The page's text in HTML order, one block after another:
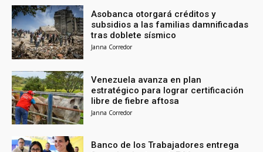
Asobanca otorgará créditos y
subsidios a las familias damnificadas
tras doblete sísmico
Janna Corredor
Venezuela avanza en plan
estratégico para lograr certificación
libre de fiebre aftosa
Janna Corredor
Banco de los Trabajadores entrega